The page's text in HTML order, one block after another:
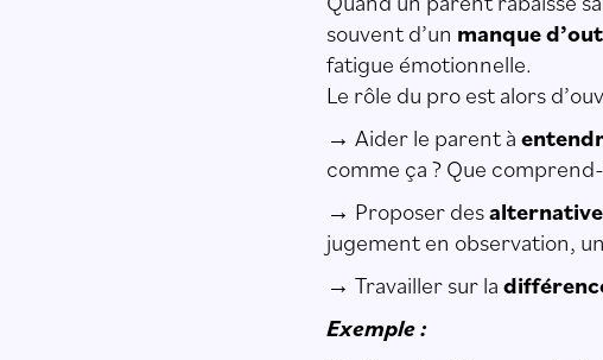
souvent d’un manque
fatigue émotionnelle.
Le rôle du pro est alors
→ Aider le parent à
comme ça ? Que
→ Proposer des
jugement en observation,
→ Travailler sur la
Exemple :